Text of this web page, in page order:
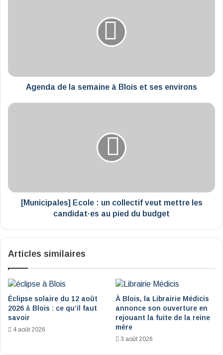
environs
Agenda de la semaine à Blois et ses environs
[Municipales]
candidat·es
[Municipales] Ecole : un collectif veut mettre les
candidat·es au pied du budget
Articles similaires
Éclipse solaire du 12 août
2026 à Blois : ce qu’il faut
savoir
4 août 2026
À Blois, la Librairie Médicis
annonce son ouverture en
rejouant la fuite de la reine
mère
3 août 2026